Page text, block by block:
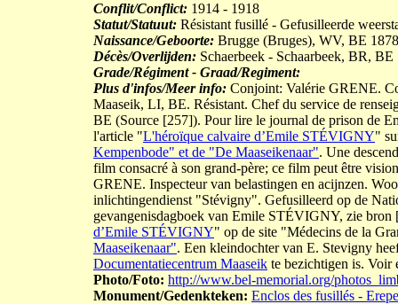
Conflit/Conflict: 1914 - 1918
Statut/Statuut: Résistant fusillé - Gefusilleerde
Naissance/Geboorte: Brugge (Bruges), WV, BE
Décès/Overlijden: Schaerbeek - Schaarbeek, BR,
Grade/Régiment - Graad/Regiment:
Plus d'infos/Meer info: Conjoint: Valérie GRENE.
Maaseik, LI, BE. Résistant. Chef du service de
BE (Source [257]). Pour lire le journal de prison de
l'article "L'héroïque calvaire d’Emile STÉVIGNY"
Kempenbode" et de "De Maaseikenaar". Une
film consacré à son grand-père; ce film peut être
GRENE. Inspecteur van belastingen en acijnzen.
inlichtingendienst "Stévigny". Gefusilleerd op de
gevangenisdagboek van Emile STÉVIGNY, zie
d’Emile STÉVIGNY" op de site "Médecins de la
Maaseikenaar". Een kleindochter van E. Stevigny
Documentatiecentrum Maaseik te bezichtigen is. Voir
Photo/Foto: http://www.bel-memorial.org/
Monument/Gedenkteken: Enclos des fusillés -